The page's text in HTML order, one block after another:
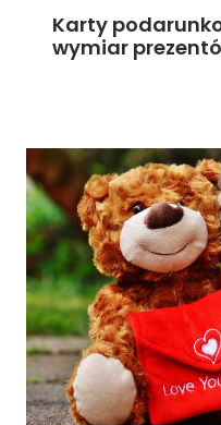
Karty
wymiar